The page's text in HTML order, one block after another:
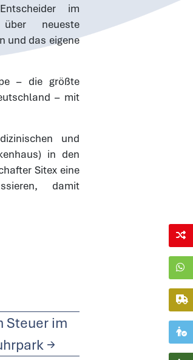
im
neueste
und das eigene
– die größte
– mit
und
in den
Sitex eine
damit
Steuer im
→